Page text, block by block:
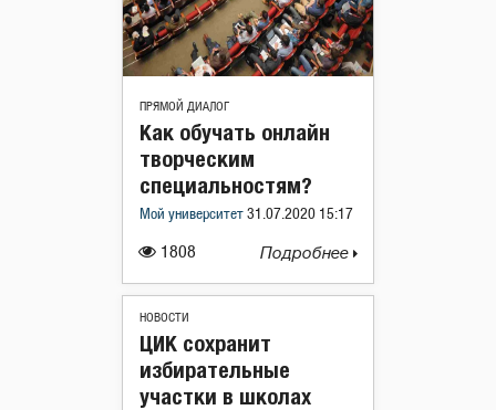
ПРЯМОЙ ДИАЛОГ
1808
Как обучать онлайн
творческим
специальностям?
Мой университет 31.07.2020 15:17
Подробнее
НОВОСТИ
ЦИК сохранит
избирательные
участки в школах